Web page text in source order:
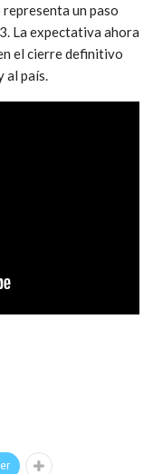
un paso
La expectativa ahora
el cierre definitivo
al país.